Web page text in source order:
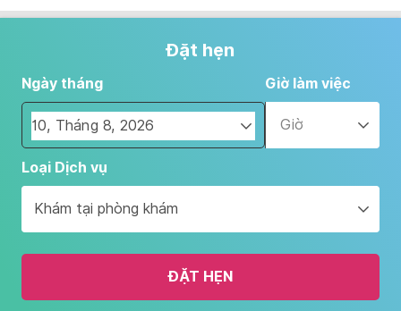
Đặt hẹn
Ngày tháng
Navigate
forward
interact
with
the
and
Giờ làm việc
Giờ
Loại Dịch vụ
Khám tại phòng khám
ĐẶT HẸN